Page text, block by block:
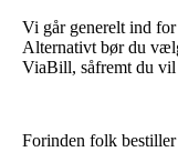
Vi går generelt ind
Alternativt bør du
ViaBill, såfremt du vil
Forinden folk